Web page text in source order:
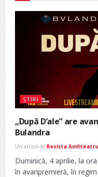
ȘTIRI
„După D’ale” are
Bulandra
Un articol de Revista Amfiteatru
Duminică, 4 aprilie, la
în avanpremieră, în